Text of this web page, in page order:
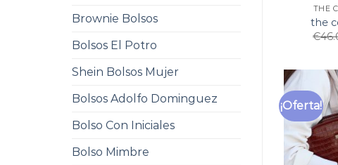
Brownie Bolsos
Bolsos El Potro
Shein Bolsos Mujer
Bolsos Adolfo Dominguez
Bolso Con Iniciales
Bolso Mimbre
THE
the
€
¡Oferta!